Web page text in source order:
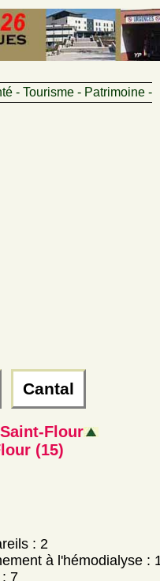
- Tourisme - Patrimoine -
Cantal
Flour
(15)
: 2
à l'hémodialyse :
7